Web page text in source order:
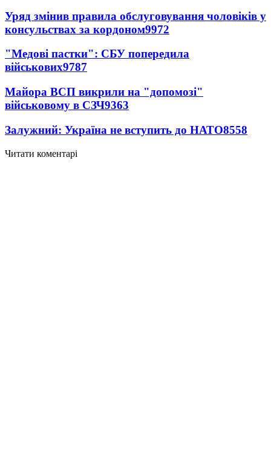
Уряд змінив правила обслуговування чоловіків у
консульствах за кордоном9972
"Медові пастки": СБУ попередила
військових9787
Майора ВСП викрили на "допомозі"
військовому в СЗЧ9363
Залужний: Україна не вступить до НАТО8558
Читати коментарі